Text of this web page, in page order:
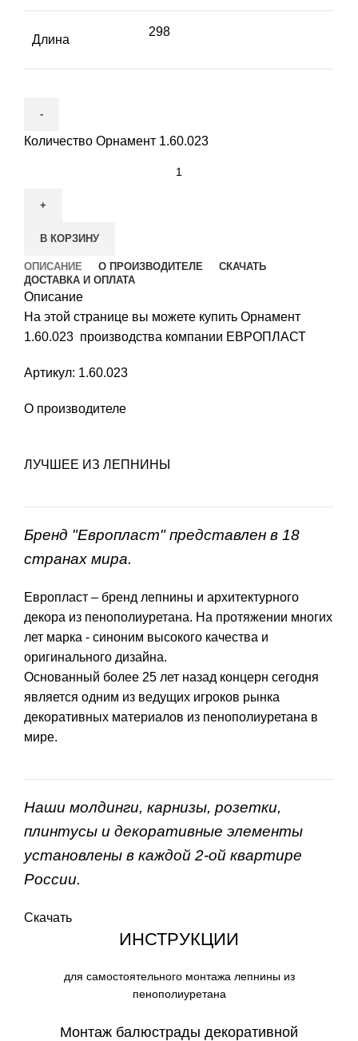
Длина
298
Количество Орнамент 1.60.023
В КОРЗИНУ
ОПИСАНИЕ О ПРОИЗВОДИТЕЛЕ
СКАЧАТЬ
ДОСТАВКА И ОПЛАТА
Описание
На этой странице вы можете купить Орнамент
1.60.023 производства компании ЕВРОПЛАСТ
Артикул: 1.60.023
О производителе
ЛУЧШЕЕ ИЗ ЛЕПНИНЫ
Бренд "Европласт" представлен в 18
странах мира.
Европласт – бренд лепнины и архитектурного
декора из пенополиуретана. На протяжении многих
лет марка - синоним высокого качества и
оригинального дизайна.
Основанный более 25 лет назад концерн сегодня
является одним из ведущих игроков рынка
декоративных материалов из пенополиуретана в
мире.
Наши молдинги, карнизы, розетки,
плинтусы и декоративные элементы
установлены в каждой 2-ой квартире
России.
Скачать
ИНСТРУКЦИИ
для самостоятельного монтажа лепнины из
пенополиуретана
Монтаж балюстрады декоративной